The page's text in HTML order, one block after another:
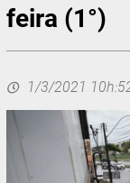
feira (1°)
1/3/2021